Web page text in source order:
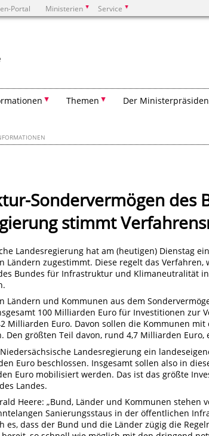
Portal Ministerien Service
Themen Der
Sondervermögen des
stimmt
Landesregierung hat am (heutigen) Dienstag
Ländern zugestimmt. Diese regelt das
Bundes für Infrastruktur und Klimaneutralität
Ländern und Kommunen aus dem
100 Milliarden Euro für Investitionen zur
Milliarden Euro. Davon sollen die Kommunen
Den größten Teil davon, rund 4,7 Milliarden Euro,
Landesregierung ein
Euro beschlossen. Insgesamt sollen also in
Euro mobilisiert werden. Das ist das größte
Landes.
Heere: „Bund, Länder und Kommunen stehen
Sanierungsstaus in der öffentlichen
es, dass der Bund und die Länder zügig die